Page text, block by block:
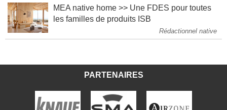
MEA native home >> Une FDES pour toutes
Rédactionnel native